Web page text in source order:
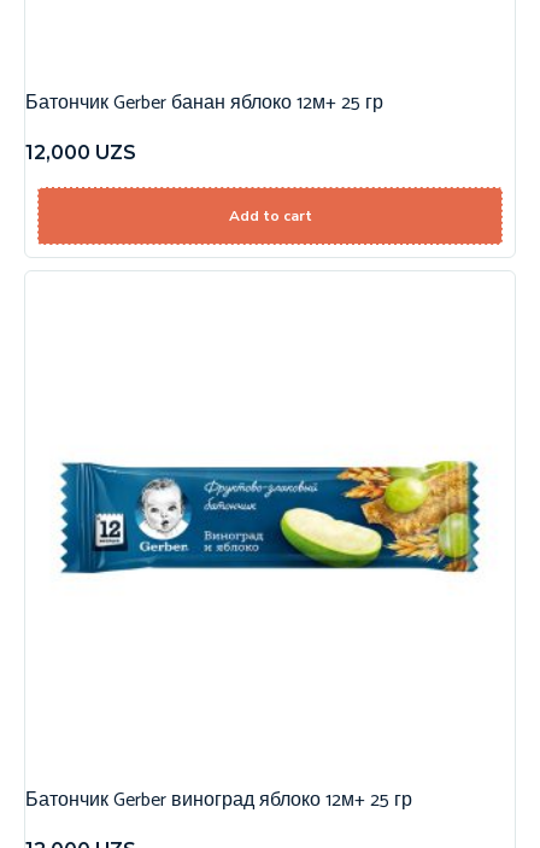
Батончик Gerber банан яблоко 12м+ 25 гр
12,000 UZS
Add to cart
Батончик Gerber виноград яблоко 12м+ 25 гр